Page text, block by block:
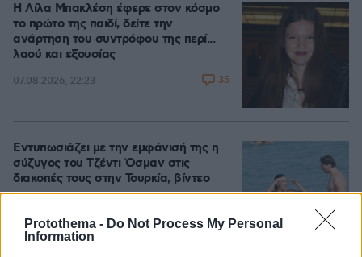
Protothema - Do Not Process My Personal
Information
Η Λίλα Μπακλέση έφερε στον κόσμο
το πρώτο της παιδί, δείτε την
ανάρτηση του συντρόφου της περί...
λαού και εξουσίας
07.08.2026, 22:23 35
Εντυπωσιάζει με την εμφάνισή της η
σύζυγος του Τζέντι Όσμαν στις
διακοπές τους στην Τουρκία, βίντεο